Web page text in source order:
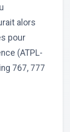
alors
pour
(ATPL-
767, 777